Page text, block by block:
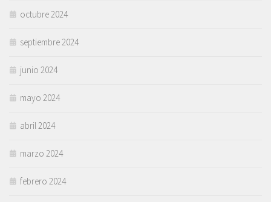
octubre 2024
septiembre 2024
junio 2024
mayo 2024
abril 2024
marzo 2024
febrero 2024